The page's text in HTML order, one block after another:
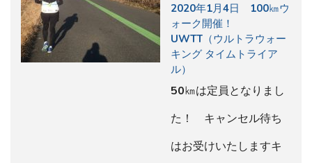
2020年1月4日 100㎞ウ
ォーク開催！
UWTT（ウルトラウォー
キング タイムトライア
ル）
50㎞は定員となりまし
た！ キャンセル待ち
はお受けいたしますキ